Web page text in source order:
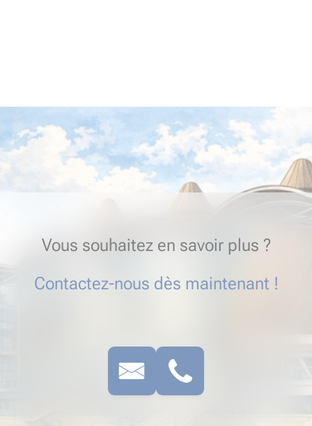
Vous souhaitez en savoir plus ?
Contactez-nous dès maintenant !